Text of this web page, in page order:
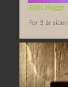
Film, Hygge
For 3 år siden